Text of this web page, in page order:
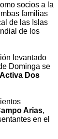
socios a la
familias
de las Islas
de los
levantado
Dominga se
Dos
Arias,
en el